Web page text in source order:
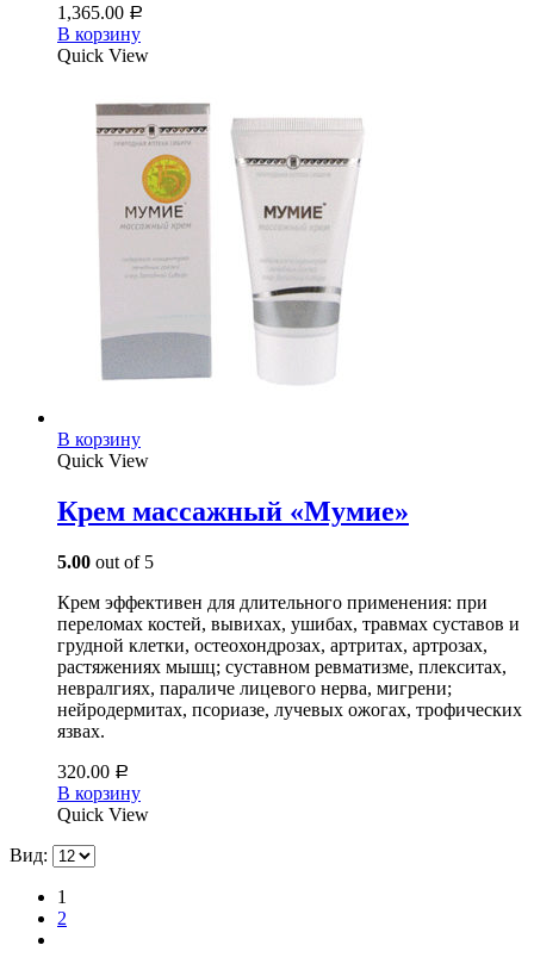
1,365.00 Р
В корзину
Quick View
В корзину
Quick View
Крем массажный «Мумие»
5.00 out of 5
Крем эффективен для длительного применения: при
переломах костей, вывихах, ушибах, травмах суставов и
грудной клетки, остеохондрозах, артритах, артрозах,
растяжениях мышц; суставном ревматизме, плекситах,
невралгиях, параличе лицевого нерва, мигрени;
нейродермитах, псориазе, лучевых ожогах, трофических
язвах.
320.00 Р
В корзину
Quick View
Вид:
1
2